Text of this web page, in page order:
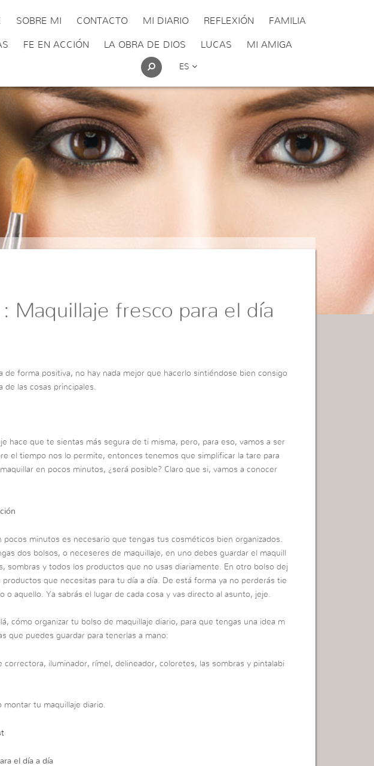
SOBRE MI CONTACTO MI DIARIO REFLEXIÓN FAMILIA
FE EN ACCIÓN LA OBRA DE DIOS LUCAS MI AMIGA
ES
: Maquillaje fresco para el día
de forma positiva, no hay nada mejor que hacerlo sintiéndose bien consigo
de las cosas principales.
hace que te sientas más segura de ti misma, pero, para eso, vamos a ser
el tiempo nos lo permite, entonces tenemos que simplificar la tare para
en pocos minutos, ¿será posible? Claro que si, vamos a conocer
pocos minutos es necesario que tengas tus cosméticos bien organizados.
dos bolsos, o neceseres de maquillaje, en uno debes guardar el maquill
sombras y todos los productos que no usas diariamente. En otro bolso dej
productos que necesitas para tu día a día. De está forma ya no perderás tie
o aquello. Ya sabrás el lugar de cada cosa y vas directo al asunto, jeje.
cómo organizar tu bolso de maquillaje diario, para que tengas una idea m
que puedes guardar para tenerlas a mano:
correctora, iluminador, rímel, delineador, coloretes, las sombras y pintalabi
montar tu maquillaje diario.
el día a día